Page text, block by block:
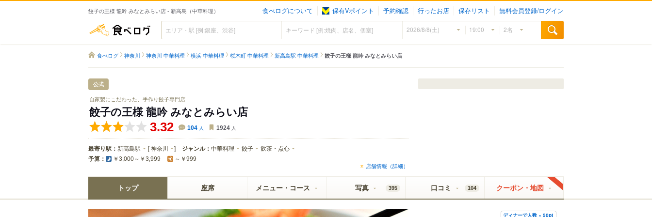
餃子の王様 龍吟 みなとみらい店 - 新高島（中華料理） 食べログについて 保有Vポイント 予約確認 行ったお店 保存リスト 無料会員登録/ログイン
食べログ
食べログ 神奈川 神奈川 中華料理 横浜 中華料理 桜木町 中華料理 新高島駅 中華料理 餃子の王様 龍吟 みなとみらい店
公式
自家製にこだわった、手作り餃子専門店
餃子の王様 龍吟 みなとみらい店
3.32 104 人 1924 人
最寄り駅： 新高島駅 [神奈川 ] ジャンル： 中華料理 餃子 飲茶・点心
予算： ￥3,000～￥3,999 ～￥999
店舗情報（詳細）
トップ 座席 メニュー・コース 写真 395 口コミ 104 クーポン・地図
ディナーで人数 × 50pt